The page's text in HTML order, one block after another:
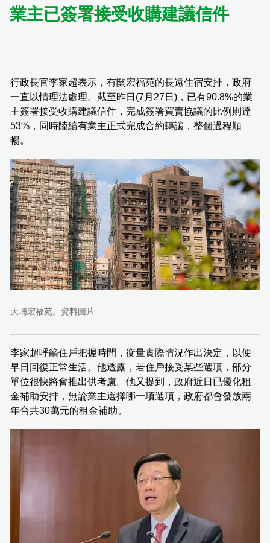
業主已簽署接受收購建議信件
行政長官李家超表示，有關宏福苑的長遠住宿安排，政府
一直以情理法處理。截至昨日(7月27日)，已有90.8%的業
主簽署接受收購建議信件，完成簽署買賣協議的比例則達
53%，同時陸續有業主正式完成合約轉讓，整個過程順
暢。
大埔宏福苑。資料圖片
李家超呼籲住戶把握時間，衡量實際情況作出決定，以便
早日回復正常生活。他透露，若住戶接受某些選項，部分
單位很快將會推出供考慮。他又提到，政府近日已優化租
金補助安排，無論業主選擇哪一項選項，政府都會發放兩
年合共30萬元的租金補助。